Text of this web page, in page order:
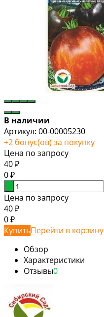
В наличии
Артикул: 00-00005230
+2 бонус(ов) за покупку
Цена по запросу
40 ₽
0 ₽
-
Цена по запросу
40 ₽
0 ₽
КупитьПерейти в корзину
Обзор
Характеристики
Отзывы0